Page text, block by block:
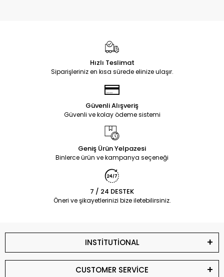
Hızlı Teslimat
Siparişleriniz en kısa sürede elinize ulaşır.
Güvenli Alışveriş
Güvenli ve kolay ödeme sistemi
Geniş Ürün Yelpazesi
Binlerce ürün ve kampanya seçeneği
7 / 24 DESTEK
Öneri ve şikayetlerinizi bize iletebilirsiniz.
INSTİTUTİONAL
CUSTOMER SERVİCE